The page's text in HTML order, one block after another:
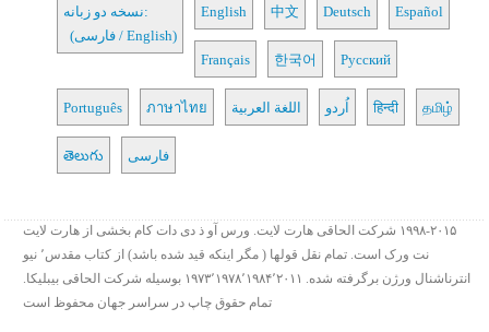
نسخه دو زبانه:
(فارسی / English)
English 中文 Deutsch Español
Français 한국어 Русский
Português ภาษาไทย اللغة العربية اُردو हिन्दी தமிழ்
తెలుగు فارسی
۱۹۹۸-۲۰۱۵ شرکت الحاقی هارت لایت. ورس آو ذ دی دات کام بخشی از هارت لایت
نت ورک است. تمام نقل قولها ( مگر اینکه قید شده باشد) از کتاب مقدس٬ نیو
انترناشنال ورژن برگرفته شده. ۱۹۷۳٬۱۹۷۸٬۱۹۸۴٬۲۰۱۱ بوسیله شرکت الحاقی بیبلیکا.
تمام حقوق چاپ در سراسر جهان محفوظ است